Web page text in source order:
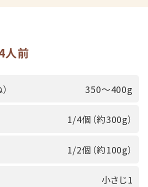
人前
350～400g
1/4個（約300g）
1/2個（約100g）
小さじ1